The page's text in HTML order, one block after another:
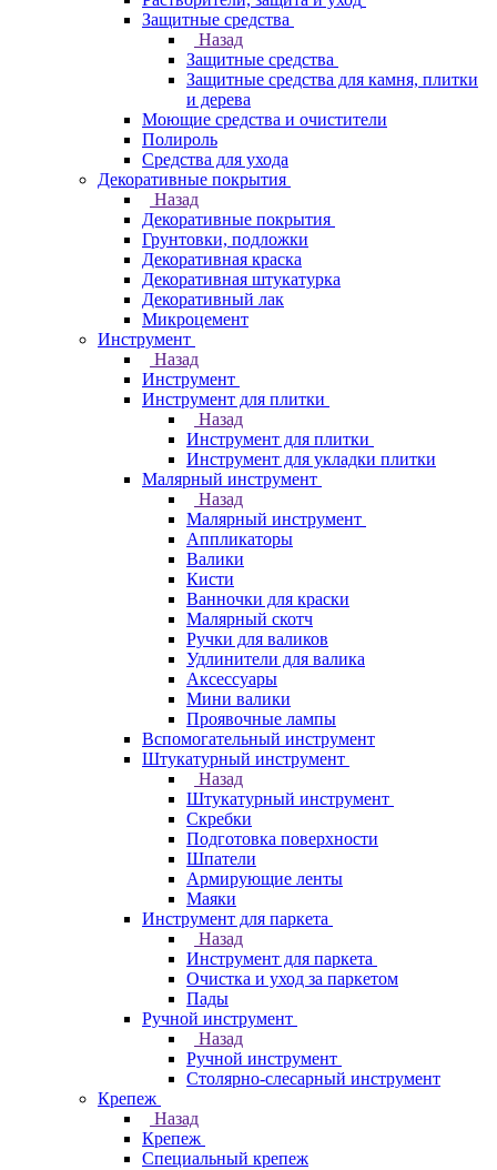
Защитные средства
Назад
Защитные средства
Защитные средства для камня, плитки
и дерева
Моющие средства и очистители
Полироль
Средства для ухода
Декоративные покрытия
Назад
Декоративные покрытия
Грунтовки, подложки
Декоративная краска
Декоративная штукатурка
Декоративный лак
Микроцемент
Инструмент
Назад
Инструмент
Инструмент для плитки
Назад
Инструмент для плитки
Инструмент для укладки плитки
Малярный инструмент
Назад
Малярный инструмент
Аппликаторы
Валики
Кисти
Ванночки для краски
Малярный скотч
Ручки для валиков
Удлинители для валика
Аксессуары
Мини валики
Проявочные лампы
Вспомогательный инструмент
Штукатурный инструмент
Назад
Штукатурный инструмент
Скребки
Подготовка поверхности
Шпатели
Армирующие ленты
Маяки
Инструмент для паркета
Назад
Инструмент для паркета
Очистка и уход за паркетом
Пады
Ручной инструмент
Назад
Ручной инструмент
Столярно-слесарный инструмент
Крепеж
Назад
Крепеж
Специальный крепеж